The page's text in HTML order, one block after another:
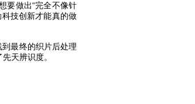
要做出“完全不像针
技创新才能真的做
最终的织片后处理
天辨识度。